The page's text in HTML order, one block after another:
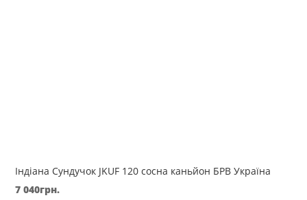
Індіана Сундучок JKUF 120 сосна каньйон БРВ Україна
7 040грн.